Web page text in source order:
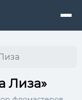
Лиза»